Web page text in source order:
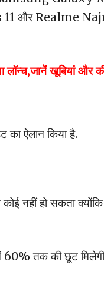
और Realme
खूबियां और
ऐलान किया है.
नहीं हो सकता
में 60% तक की छूट